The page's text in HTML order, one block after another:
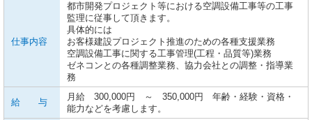
仕事内容
都市開発プロジェクト等における空調設備工事等の工事
監理に従事して頂きます。
具体的には
お客様建設プロジェクト推進のための各種支援業務
空調設備工事に関する工事管理(工程・品質等)業務
ゼネコンとの各種調整業務、協力会社との調整・指導業
務
給 与
月給 300,000円 ～ 350,000円 年齢・経験・資格・
能力などを考慮します。